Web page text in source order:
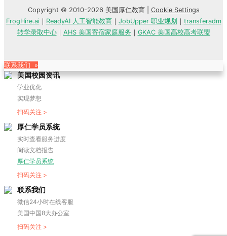
Copyright © 2010-2026 美国厚仁教育 | Cookie Settings
FrogHire.ai｜ ReadyAI 人工智能教育｜ JobUpper 职业规划 ｜ transferadm
转学录取中心｜ AHS 美国寄宿家庭服务 ｜ GKAC 美国高校高考联盟
联系我们 »
美国校园资讯
学业优化
实现梦想
扫码关注 >
厚仁学员系统
实时查看服务进度
阅读文档报告
厚仁学员系统
扫码关注 >
联系我们
微信24小时在线客服
美国中国8大办公室
扫码关注 >